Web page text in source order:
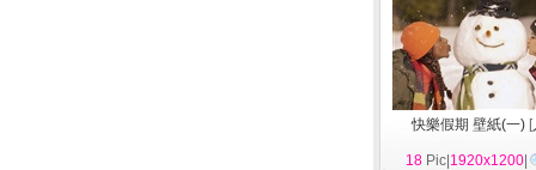
快樂假期 壁紙(一) [
18 Pic| 1920x1200